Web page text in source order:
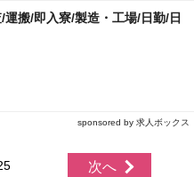
運搬/即入寮/製造・工場/日勤/日
sponsored by 求人ボックス
次へ